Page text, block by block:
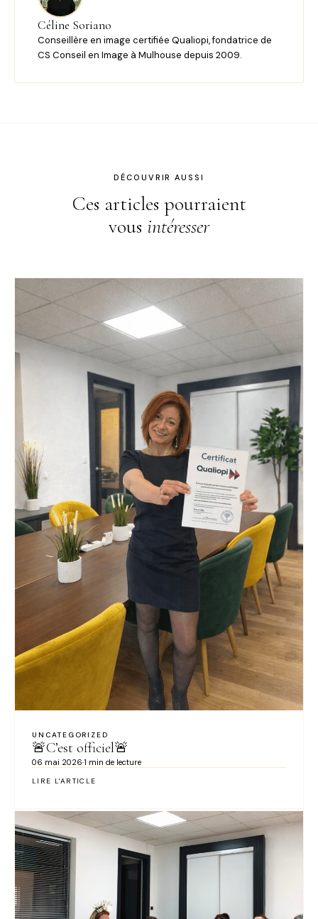
Céline Soriano
Conseillère en image certifiée Qualiopi, fondatrice de
CS Conseil en Image à Mulhouse depuis 2009.
DÉCOUVRIR AUSSI
Ces articles pourraient
vous intéresser
UNCATEGORIZED
🚨C’est officiel🚨
06 mai 2026·1 min de lecture
LIRE L'ARTICLE